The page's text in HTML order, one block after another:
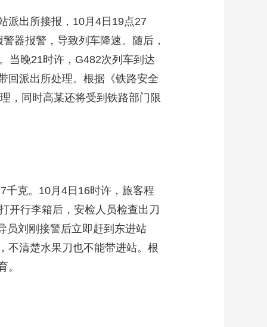
出所接报，10月4日19点27
器报警，导致列车降速。随后，
当晚21时许，G482次列车到达
回派出所处理。根据《铁路安全
，同时高某还将受到铁路部门限
克。10月4日16时许，旅客程
开行李箱后，安检人员检查出刀
员刘刚接警后立即赶到东进站
不清楚水果刀也不能带进站。根
。